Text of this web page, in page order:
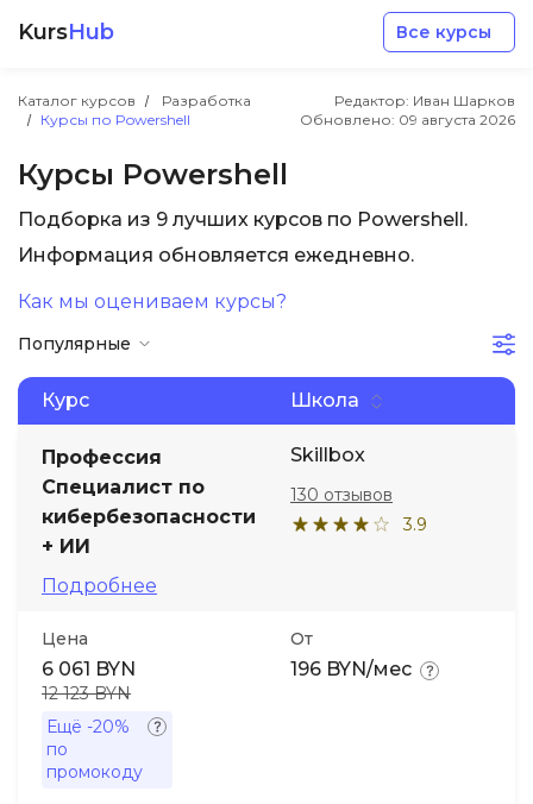
KursHub Все курсы
Каталог курсов
Разработка
Курсы по Powershell
Редактор: Иван Шарков
Обновлено: 09 августа 2026
Курсы Powershell
Подборка из 9 лучших курсов по Powershell.
Информация обновляется ежедневно.
Как мы оцениваем курсы?
Популярные
Курс Школа
Профессия
Специалист по
кибербезопас­но­сти
+ ИИ
Подробнее
Skillbox
3.9
130 отзывов
Цена
6 061 BYN
12 123 BYN
Ещё -20%
по
промокоду
От
196 BYN/мес
Разработка
Дизайн
Аналитика
Менеджмент
Иностранные языки
Soft Skills
ДПО
Детям